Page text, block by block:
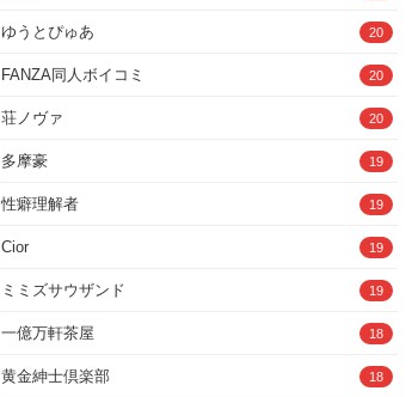
ゆうとぴゅあ 20
FANZA同人ボイコミ 20
荘ノヴァ 20
多摩豪 19
性癖理解者 19
Cior 19
ミミズサウザンド 19
一億万軒茶屋 18
黄金紳士倶楽部 18